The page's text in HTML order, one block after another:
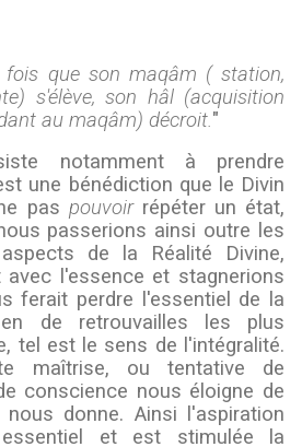
fois que son maqâm ( station,
s'élève, son hâl (acquisition
au maqâm) décroit."
notamment à prendre
une bénédiction que le Divin
pas pouvoirrépéter un état,
passerions ainsi outre les
de la Réalité Divine,
l'essence et stagnerions
ferait perdre l'essentiel de la
de retrouvailles les plus
tel est le sens de l'intégralité.
maîtrise, ou tentative de
conscience nous éloigne de
donne. Ainsi l'aspiration
et est stimulée
la